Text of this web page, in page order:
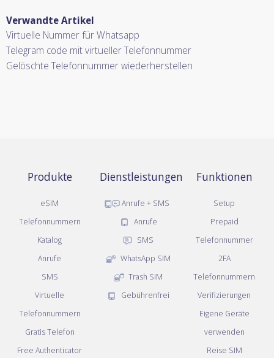
Verwandte Artikel
Virtuelle Nummer für Whatsapp
Telegram code mit virtueller Telefonnummer
Gelöschte Telefonnummer wiederherstellen
Produkte
eSIM
Telefonnummern
Katalog
Anrufe
SMS
Virtuelle
Telefonnummern
Gratis Telefon
Free Authenticator
Dienstleistungen
Anrufe + SMS
Anrufe
SMS
WhatsApp SIM
Trash SIM
Gebührenfrei
Funktionen
Setup
Prepaid
Telefonnummer
2FA
Telefonnummern
Verifizierungen
Eigene Geräte
verwenden
Reise SIM